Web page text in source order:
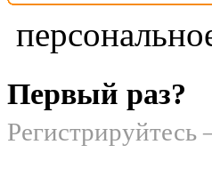
Первый раз?
Регистрируйтесь